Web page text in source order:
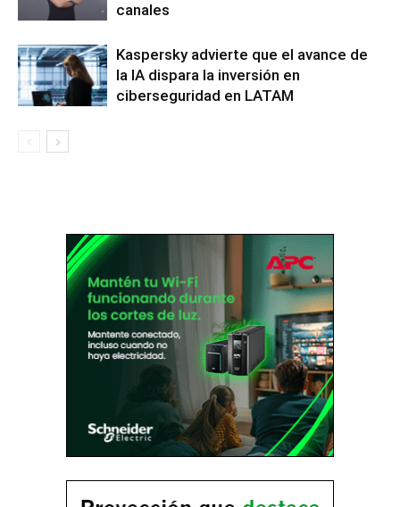
canales
Kaspersky advierte que el avance de
la IA dispara la inversión en
ciberseguridad en LATAM